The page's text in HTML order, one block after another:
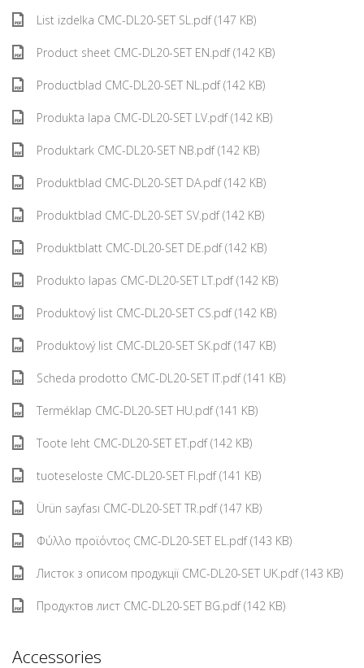
List izdelka CMC-DL20-SET SL.pdf (147 KB)
Product sheet CMC-DL20-SET EN.pdf (142 KB)
Productblad CMC-DL20-SET NL.pdf (142 KB)
Produkta lapa CMC-DL20-SET LV.pdf (142 KB)
Produktark CMC-DL20-SET NB.pdf (142 KB)
Produktblad CMC-DL20-SET DA.pdf (142 KB)
Produktblad CMC-DL20-SET SV.pdf (142 KB)
Produktblatt CMC-DL20-SET DE.pdf (142 KB)
Produkto lapas CMC-DL20-SET LT.pdf (142 KB)
Produktový list CMC-DL20-SET CS.pdf (142 KB)
Produktový list CMC-DL20-SET SK.pdf (147 KB)
Scheda prodotto CMC-DL20-SET IT.pdf (141 KB)
Terméklap CMC-DL20-SET HU.pdf (141 KB)
Toote leht CMC-DL20-SET ET.pdf (142 KB)
tuoteseloste CMC-DL20-SET FI.pdf (141 KB)
Ürün sayfası CMC-DL20-SET TR.pdf (147 KB)
Φύλλο προϊόντος CMC-DL20-SET EL.pdf (143 KB)
Листок з описом продукції CMC-DL20-SET UK.pdf (143 KB)
Продуктов лист CMC-DL20-SET BG.pdf (142 KB)
Accessories